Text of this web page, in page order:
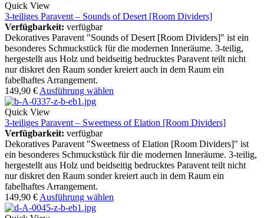
Quick View
3-teiliges Paravent – Sounds of Desert [Room Dividers]
Verfügbarkeit: verfügbar
Dekoratives Paravent "Sounds of Desert [Room Dividers]" ist ein
besonderes Schmuckstück für die modernen Inneräume. 3-teilig,
hergestellt aus Holz und beidseitig bedrucktes Paravent teilt nicht
nur diskret den Raum sonder kreiert auch in dem Raum ein
fabelhaftes Arrangement.
149,90 € Ausführung wählen
Quick View
3-teiliges Paravent – Sweetness of Elation [Room Dividers]
Verfügbarkeit: verfügbar
Dekoratives Paravent "Sweetness of Elation [Room Dividers]" ist
ein besonderes Schmuckstück für die modernen Inneräume. 3-teilig,
hergestellt aus Holz und beidseitig bedrucktes Paravent teilt nicht
nur diskret den Raum sonder kreiert auch in dem Raum ein
fabelhaftes Arrangement.
149,90 € Ausführung wählen